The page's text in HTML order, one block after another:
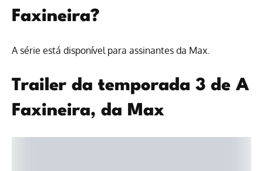
Faxineira?
A série está disponível para assinantes da Max
Trailer da temporada 3 de A
Faxineira, da Max